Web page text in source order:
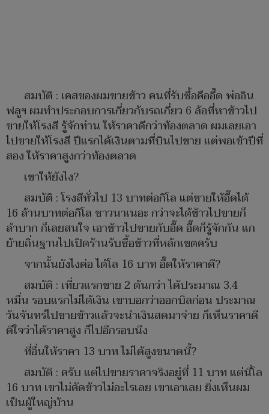
สมบัติ : เคสของผมขายข้าว คนที่รับซื้อคืออี๊ด พ่ออิน
ฟลูฯ ผมทำประกอบการเกี่ยวกับรถเกี่ยว 6 ล้อที่หาข้าวไป
ขายให้โรงสี รู้จักท่าน ให้ราคาดีกว่าท้องตลาด ผมเลยเอา
ไปขายให้โรงสี ปีแรกได้เงินตามที่บินไปขาย แต่พอเข้าปีที่
สอง ให้ราคาสูงกว่าท้องตลาด
เขาให้ยังไง?
สมบัติ : โรงสีทั่วไป 13 บาทต่อกิโล แต่ขายให้อี๊ดได้
16 ล้านบาทต่อกิโล ชาวนาเนอะ กว่าจะได้ข้าวไปขายก็
ลำบาก ก็เลยสนใจ เอาข้าวไปขายกับอี๊ด อี๊ดก็รู้จักกัน แก
ย้ายถิ่นฐานไปเปิดร้านรับซื้อข้าวที่หลักเขตครับ
จากนั้นยังไงต่อ ได้โล 16 บาท อี๊ดให้ราคาดี?
สมบัติ : เที่ยวแรกขาย 2 ตันกว่า ได้ประมาณ 3.4
หมื่น รอบแรกไม่ได้เงิน เขาบอกว่าออกบิลก่อน ประมาณ
วันจันทร์ไปขายข้าวแล้วจะนำเงินสดมาจ่าย ก็เห็นราคาดี
ดีใจว่าได้ราคาสูง ก็ไปอีกรอบนึง
ที่อื่นให้ราคา 13 บาท ไม่ได้สูงขนาดนี้?
สมบัติ : ครับ แต่ไปขายราคาจริงอยู่ที่ 11 บาท แต่นี่โล
16 บาท เขาไม่คัดข้าวไม่อะไรเลย เขาเอาเลย ยิ่งเห็นผม
เป็นผู้ใหญ่บ้าน